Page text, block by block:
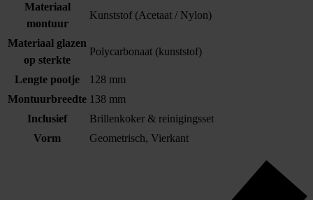
Materiaal
montuur
Kunststof (Acetaat / Nylon)
Materiaal glazen
op sterkte
Polycarbonaat (kunststof)
Lengte pootje
128 mm
Montuurbreedte 138 mm
Inclusief
Brillenkoker & reinigingsset
Vorm
Geometrisch, Vierkant